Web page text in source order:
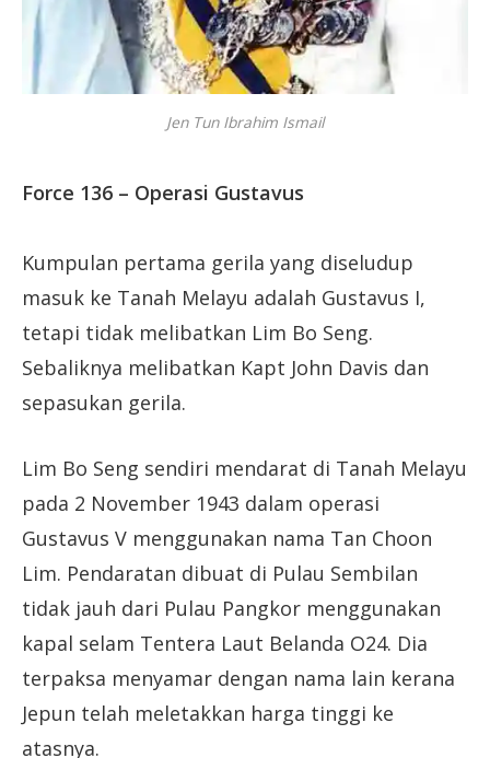
Jen Tun Ibrahim Ismail
Force 136 – Operasi Gustavus
Kumpulan pertama gerila yang diseludup
masuk ke Tanah Melayu adalah Gustavus I,
tetapi tidak melibatkan Lim Bo Seng.
Sebaliknya melibatkan Kapt John Davis dan
sepasukan gerila.
Lim Bo Seng sendiri mendarat di Tanah Melayu
pada 2 November 1943 dalam operasi
Gustavus V menggunakan nama Tan Choon
Lim. Pendaratan dibuat di Pulau Sembilan
tidak jauh dari Pulau Pangkor menggunakan
kapal selam Tentera Laut Belanda O24. Dia
terpaksa menyamar dengan nama lain kerana
Jepun telah meletakkan harga tinggi ke
atasnya.